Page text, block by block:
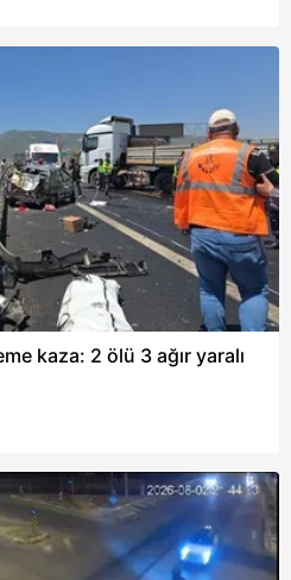
okumak ve sitemizde
kaza: 2 ölü 3 ağır yaralı